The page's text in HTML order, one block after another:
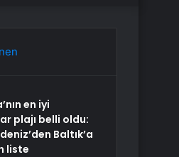
en iyi
plajı belli oldu:
Baltık’a
liste